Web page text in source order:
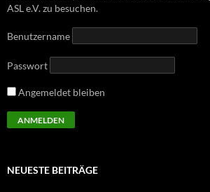
ASL e.V. zu besuchen.
Benutzername
Passwort
Angemeldet bleiben
NEUESTE BEITRÄGE